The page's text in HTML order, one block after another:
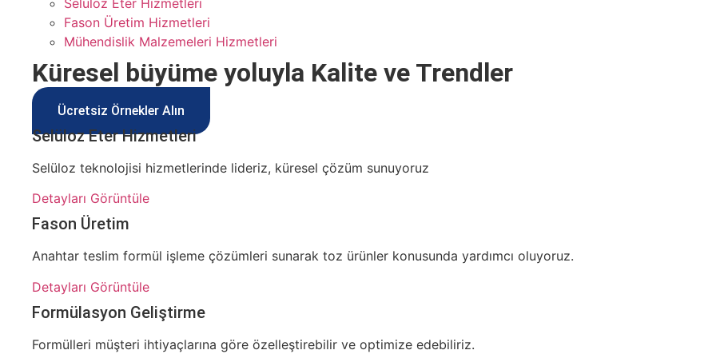
Selüloz Eter Hizmetleri
Fason Üretim Hizmetleri
Mühendislik Malzemeleri Hizmetleri
Küresel büyüme yoluyla Kalite ve Trendler
Ücretsiz Örnekler Alın
Selüloz Eter Hizmetleri
Selüloz teknolojisi hizmetlerinde lideriz, küresel çözüm sunuyoruz
Detayları Görüntüle
Fason Üretim
Anahtar teslim formül işleme çözümleri sunarak toz ürünler konusunda yardımcı oluyoruz.
Detayları Görüntüle
Formülasyon Geliştirme
Formülleri müşteri ihtiyaçlarına göre özelleştirebilir ve optimize edebiliriz.